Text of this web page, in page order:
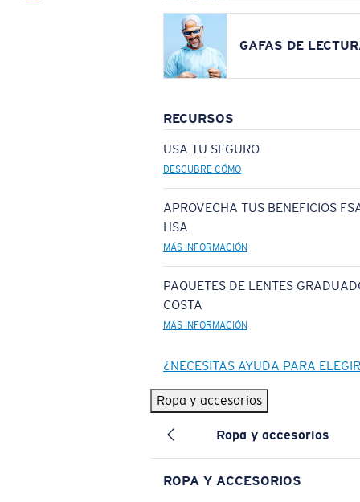
GAFAS DE
RECURSOS
USA TU SEGURO
DESCUBRE CÓMO
APROVECHA TUS BENEFICIOS
HSA
MÁS INFORMACIÓN
PAQUETES DE LENTES
COSTA
MÁS INFORMACIÓN
¿NECESITAS AYUDA PARA
Ropa y accesorios
Ropa y accesorios
ROPA Y ACCESORIOS